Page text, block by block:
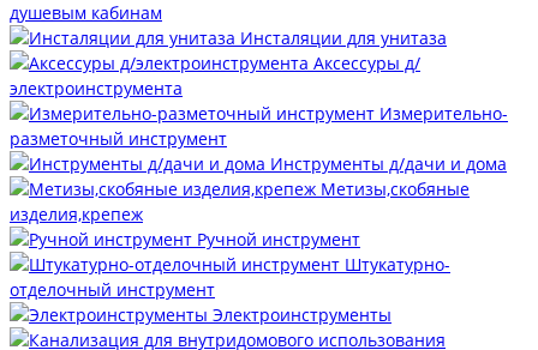
душевым кабинам
Инсталяции для унитаза
Аксессуры д/
электроинструмента
Измерительно-
разметочный инструмент
Инструменты д/дачи и дома
Метизы,скобяные
изделия,крепеж
Ручной инструмент
Штукатурно-
отделочный инструмент
Электроинструменты